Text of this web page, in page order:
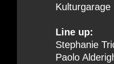
Line up:
Stephanie
Paolo